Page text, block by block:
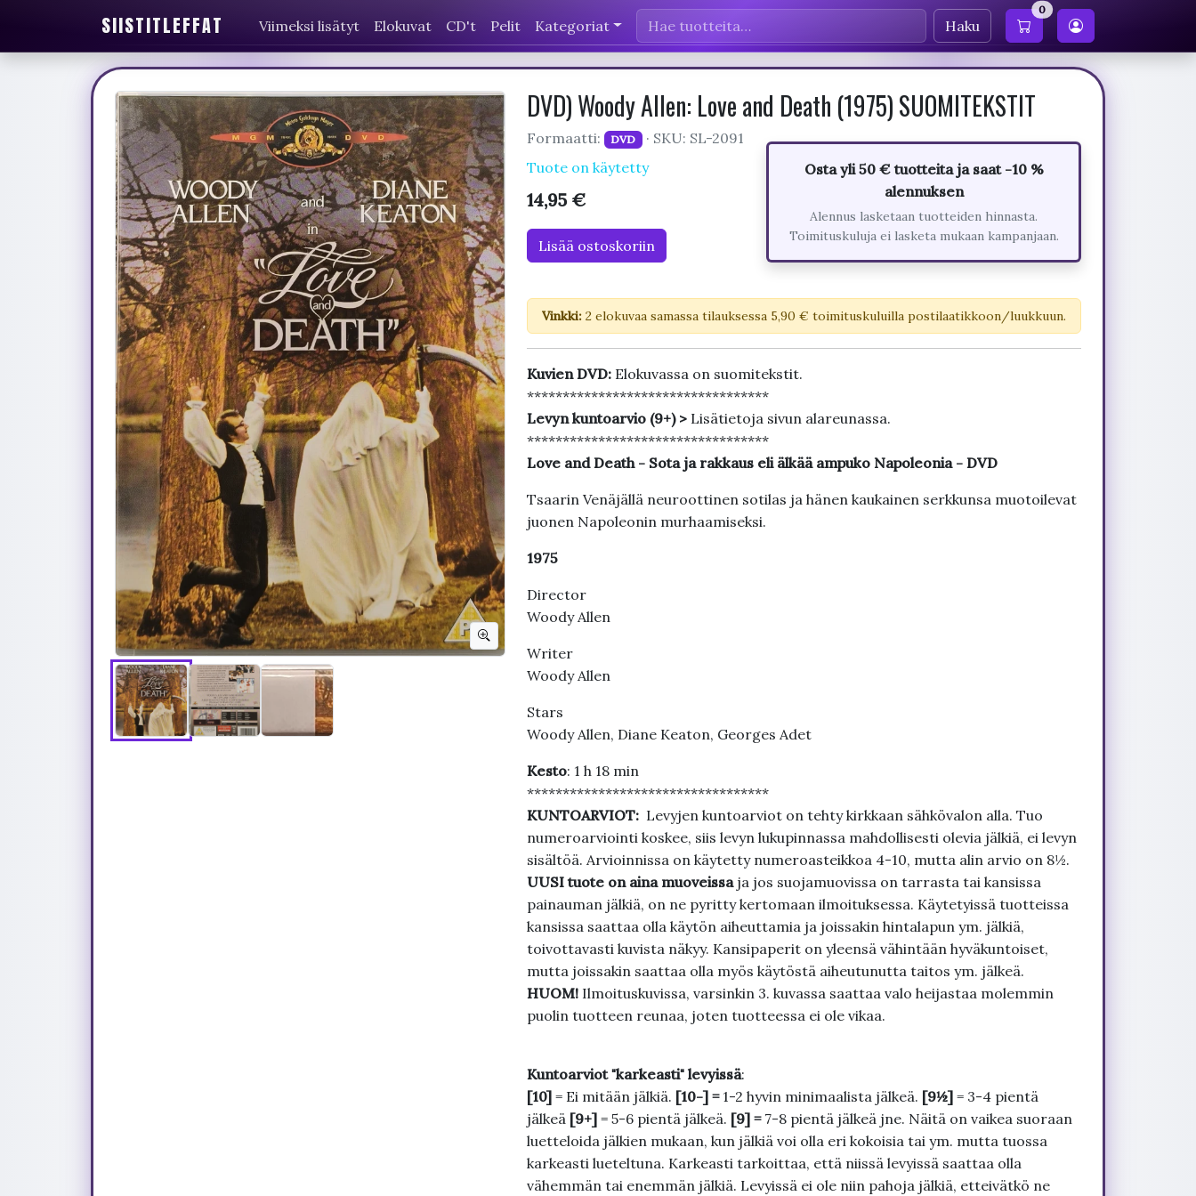
SIISTITLEFFAT Viimeksi lisätyt Elokuvat CD't Pelit Kategoriat Haku
0
DVD) Woody Allen: Love and Death (1975) SUOMITEKSTIT
Formaatti: DVD
· SKU: SL-2091
Tuote on käytetty
14,95 €
Lisää ostoskoriin
Osta yli 50 € tuotteita ja saat -10 %
alennuksen
Alennus lasketaan tuotteiden hinnasta.
Toimituskuluja ei lasketa mukaan kampanjaan.
Vinkki:2 elokuvaa samassa tilauksessa 5,90 € toimituskuluilla postilaatikkoon/luukkuun.
Kuvien DVD: Elokuvassa on suomitekstit.
**********************************
Levyn kuntoarvio (9+) > Lisätietoja sivun alareunassa.
**********************************
Love and Death - Sota ja rakkaus eli älkää ampuko Napoleonia - DVD
Tsaarin Venäjällä neuroottinen sotilas ja hänen kaukainen serkkunsa muotoilevat
juonen Napoleonin murhaamiseksi.
1975
Director
Woody Allen
Writer
Woody Allen
Stars
Woody Allen, Diane Keaton, Georges Adet
Kesto: 1 h 18 min
**********************************
KUNTOARVIOT: Levyjen kuntoarviot on tehty kirkkaan sähkövalon alla. Tuo
numeroarviointi koskee, siis levyn lukupinnassa mahdollisesti olevia jälkiä, ei levyn
sisältöä. Arvioinnissa on käytetty numeroasteikkoa 4-10, mutta alin arvio on 8½.
UUSI tuote on aina muoveissa ja jos suojamuovissa on tarrasta tai kansissa
painauman jälkiä, on ne pyritty kertomaan ilmoituksessa. Käytetyissä tuotteissa
kansissa saattaa olla käytön aiheuttamia ja joissakin hintalapun ym. jälkiä,
toivottavasti kuvista näkyy. Kansipaperit on yleensä vähintään hyväkuntoiset,
mutta joissakin saattaa olla myös käytöstä aiheutunutta taitos ym. jälkeä.
HUOM!Ilmoituskuvissa, varsinkin 3. kuvassa saattaa valo heijastaa molemmin
puolin tuotteen reunaa, joten tuotteessa ei ole vikaa.
Kuntoarviot "karkeasti" levyissä:
[10]= Ei mitään jälkiä. [10-] = 1-2 hyvin minimaalista jälkeä. [9½]= 3-4 pientä
jälkeä [9+]= 5-6 pientä jälkeä. [9] = 7-8 pientä jälkeä jne. Näitä on vaikea suoraan
luetteloida jälkien mukaan, kun jälkiä voi olla eri kokoisia tai ym. mutta tuossa
karkeasti lueteltuna. Karkeasti tarkoittaa, että niissä levyissä saattaa olla
vähemmän tai enemmän jälkiä. Levyissä ei ole niin pahoja jälkiä, etteivätkö ne